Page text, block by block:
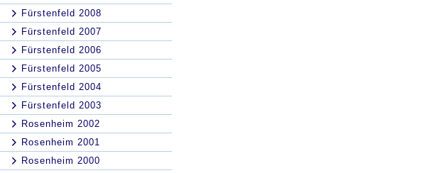
Fürstenfeld 2008
Fürstenfeld 2007
Fürstenfeld 2006
Fürstenfeld 2005
Fürstenfeld 2004
Fürstenfeld 2003
Rosenheim 2002
Rosenheim 2001
Rosenheim 2000